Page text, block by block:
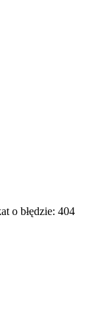
o błędzie: 404